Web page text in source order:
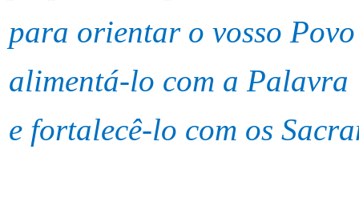
para orientar o vosso
alimentá-lo com a Palavra
e fortalecê-lo com os